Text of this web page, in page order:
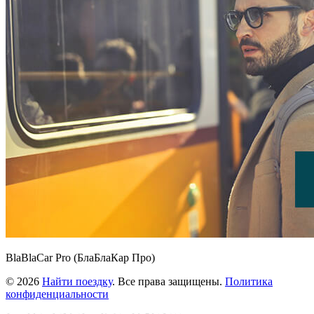
BlaBlaCar Pro (БлаБлаКар Про)
© 2026 Найти поездку. Все права защищены. Политика
конфиденциальности